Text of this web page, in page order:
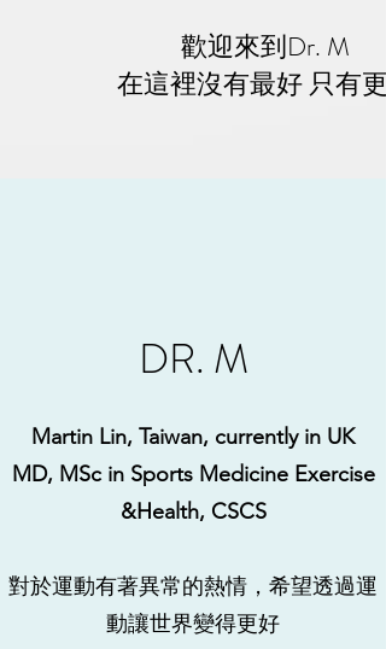
歡迎來到Dr. M
在這裡沒有最好 只有更
DR. M
Martin Lin, Taiwan, currently in UK
MD, MSc in Sports Medicine Exercise
&Health, CSCS
對於運動有著異常的熱情，希望透過運
動讓世界變得更好